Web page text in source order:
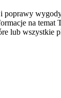
na
lub wszystkie